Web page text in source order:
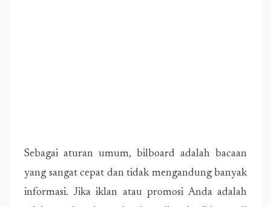
Sebagai aturan umum, bilboard adalah bacaan
yang sangat cepat dan tidak mengandung banyak
informasi. Jika iklan atau promosi Anda adalah